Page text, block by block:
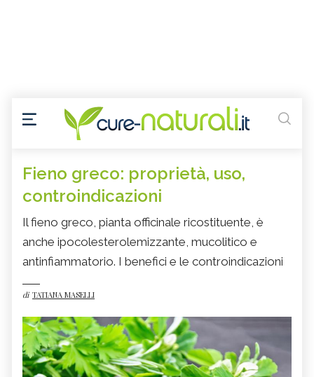
Fieno greco: proprietà, uso,
controindicazioni
Il fieno greco, pianta officinale ricostituente, è
anche ipocolesterolemizzante, mucolitico e
antinfiammatorio. I benefici e le controindicazioni
di TATIANA MASELLI